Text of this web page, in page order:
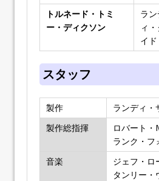
トルネード・トミ
ー・ディクソン
ラ
ィ
イド
スタッフ
製作
ランディ・
製作総指揮
ロバート・
ランク・フ
音楽
ジェフ・ロ
タンリー・